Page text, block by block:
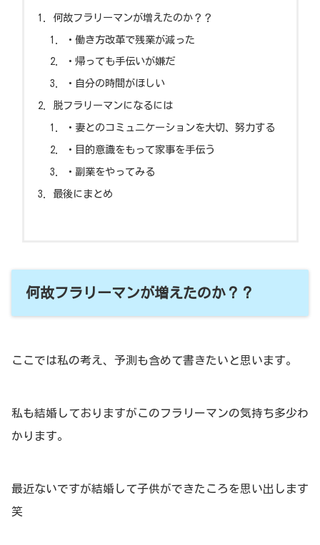
何故フラリーマンが増えたのか？？
・働き方改革で残業が減った
・帰っても手伝いが嫌だ
・自分の時間がほしい
脱フラリーマンになるには
・妻とのコミュニケーションを大切、努力する
・目的意識をもって家事を手伝う
・副業をやってみる
最後にまとめ
何故フラリーマンが増えたのか？？
ここでは私の考え、予測も含めて書きたいと思います。
私も結婚しておりますがこのフラリーマンの気持ち多少わ
かります。
最近ないですが結婚して子供ができたころを思い出します
笑